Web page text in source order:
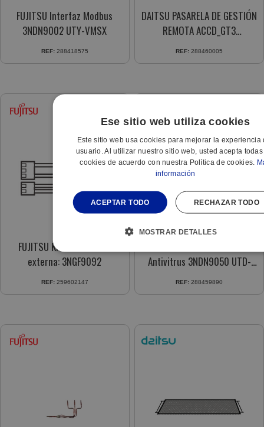
FUJITSU Interfaz Modbus
3NDN9002 UTY-VMSX
REF: 288418575
DAITSU PASARELA DE GESTIÓN
REMOTA ACCD_GT3
3NDA90012 260
REF: 288460005
FUJITSU Kit de conexión
externa: 3NGF9092
REF: 259602147
Antivitrus 3NDN9050 UTD-
REF: 288459890
Ese sitio web utiliza cookies
Este sitio web usa cookies para mejorar la experiencia
usuario. Al utilizar nuestro sitio web, usted acepta
cookies de acuerdo con nuestra Política de cookies.
información
ACEPTAR TODO RECHAZAR TODO
MOSTRAR DETALLES